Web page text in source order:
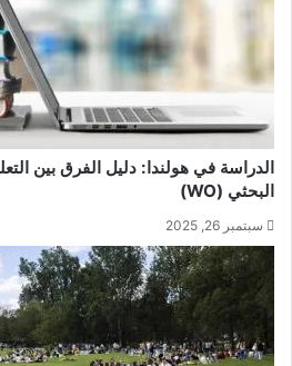
البحثي (WO)
سبتمبر 26, 2025